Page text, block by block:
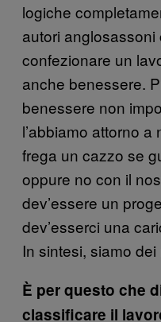
logiche
autori
confezionare un
anche benessere.
benessere non
l’abbiamo attorno
frega un cazzo se
oppure no con il
dev’essere un
dev’esserci una
In sintesi, siamo
È per questo che
classificare il